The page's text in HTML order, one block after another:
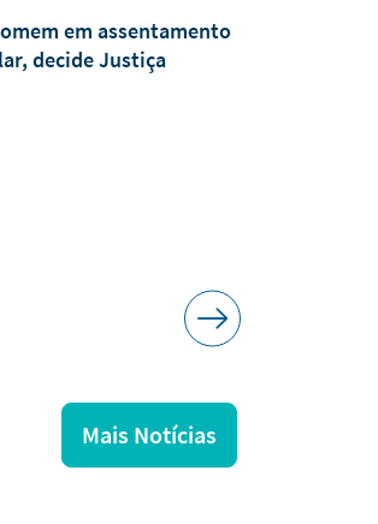
em assentamento
decide Justiça
Mais Notícias